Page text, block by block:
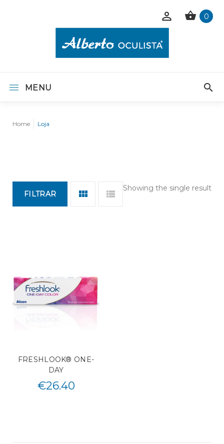
0
MENU
Home Loja
Showing the single result
FILTRAR
FRESHLOOK® ONE-
DAY
€26.40